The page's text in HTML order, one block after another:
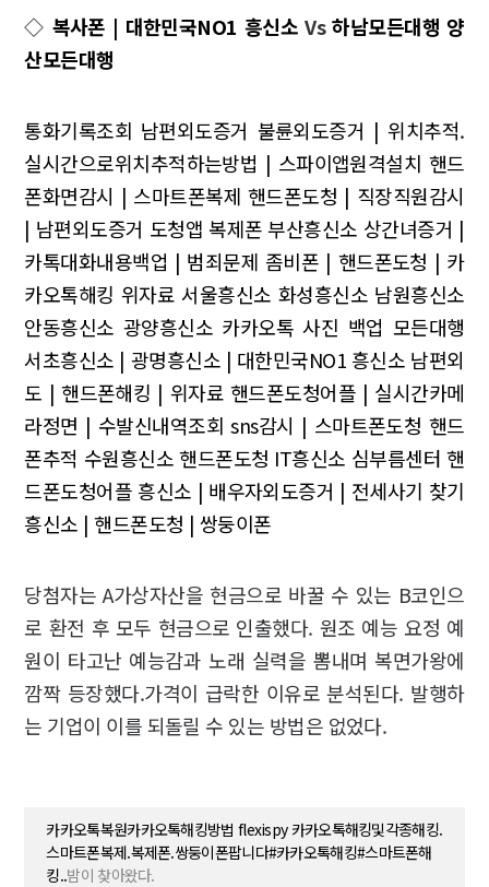
◇ 복사폰 | 대한민국NO1 흥신소 Vs하남모든대행 양
산모든대행
통화기록조회 남편외도증거 불륜외도증거 | 위치추적.
실시간으로위치추적하는방법 | 스파이앱원격설치 핸드
폰화면감시 | 스마트폰복제 핸드폰도청 | 직장직원감시
| 남편외도증거 도청앱 복제폰 부산흥신소 상간녀증거 |
카톡대화내용백업 | 범죄문제 좀비폰 | 핸드폰도청 | 카
카오톡해킹 위자료 서울흥신소 화성흥신소 남원흥신소
안동흥신소 광양흥신소 카카오톡 사진 백업 모든대행
서초흥신소 | 광명흥신소 | 대한민국NO1 흥신소 남편외
도 | 핸드폰해킹 | 위자료 핸드폰도청어플 | 실시간카메
라정면 | 수발신내역조회 sns감시 | 스마트폰도청 핸드
폰추적 수원흥신소핸드폰도청 IT흥신소 심부름센터 핸
드폰도청어플 흥신소 | 배우자외도증거 | 전세사기 찾기
흥신소 | 핸드폰도청 | 쌍둥이폰
당첨자는 A가상자산을 현금으로 바꿀 수 있는 B코인으
로 환전 후 모두 현금으로 인출했다. 원조 예능 요정 예
원이 타고난 예능감과 노래 실력을 뽐내며 복면가왕에
깜짝 등장했다.가격이 급락한 이유로 분석된다. 발행하
는 기업이 이를 되돌릴 수 있는 방법은 없었다.
카카오톡복원카카오톡해킹방법 flexispy 카카오톡해킹및각종해킹.
스마트폰복제.복제폰.쌍둥이폰팝니다#카카오톡해킹#스마트폰해
킹..밤이 찾아왔다.